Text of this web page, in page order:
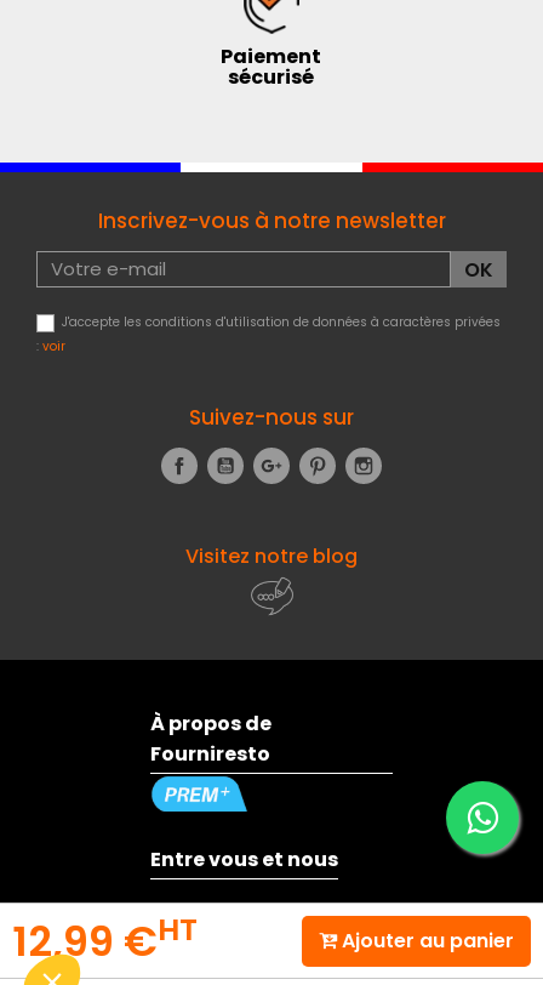
12,99 €HT Ajouter au panier
Paiement
sécurisé
Inscrivez-vous à notre newsletter
J'accepte les conditions d'utilisation de données à caractères privées
: voir
Suivez-nous sur
FacebookYouTubeGoogle+Pinterest
Visitez notre blog
À propos de
Fourniresto
Entre vous et nous
Besoin d'aide ?